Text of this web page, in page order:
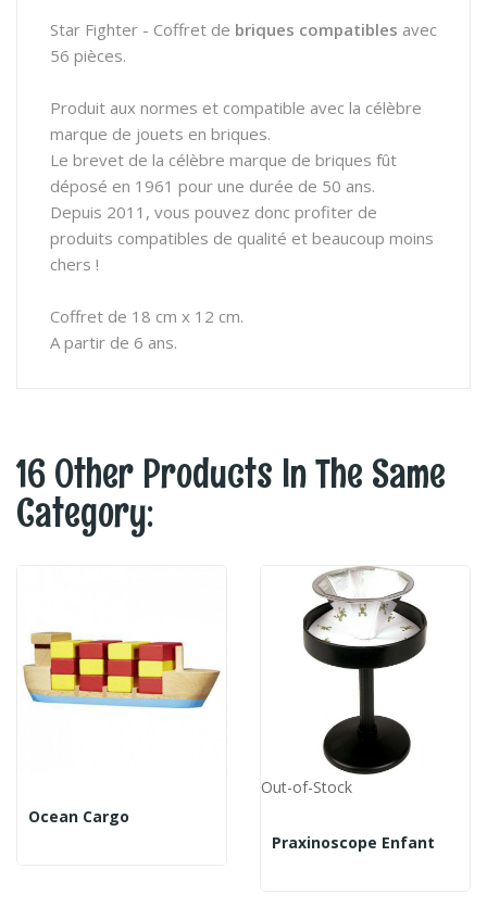
Star Fighter - Coffret de briques compatibles avec
56 pièces.
Produit aux normes et compatible avec la célèbre
marque de jouets en briques.
Le brevet de la célèbre marque de briques fût
déposé en 1961 pour une durée de 50 ans.
Depuis 2011, vous pouvez donc profiter de
produits compatibles de qualité et beaucoup moins
chers !
Coffret de 18 cm x 12 cm.
A partir de 6 ans.
16 Other Products In The Same
Category:
Ocean Cargo
Out-of-Stock
Praxinoscope Enfant